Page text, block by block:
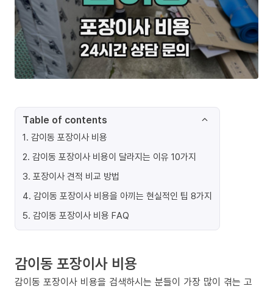
Table of contents
1. 감이동 포장이사 비용
2. 감이동 포장이사 비용이 달라지는 이유 10가지
3. 포장이사 견적 비교 방법
4. 감이동 포장이사 비용을 아끼는 현실적인 팁 8가지
5. 감이동 포장이사 비용 FAQ
감이동 포장이사 비용
감이동 포장이사 비용을 검색하시는 분들이 가장 많이 겪는 고